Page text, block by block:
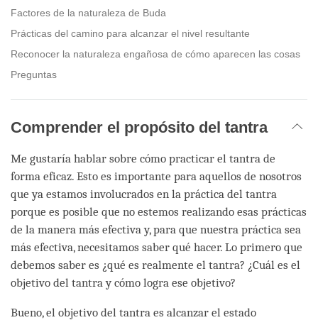
Factores de la naturaleza de Buda
Prácticas del camino para alcanzar el nivel resultante
Reconocer la naturaleza engañosa de cómo aparecen las cosas
Preguntas
Comprender el propósito del tantra
Me gustaría hablar sobre cómo practicar el tantra de
forma eficaz. Esto es importante para aquellos de nosotros
que ya estamos involucrados en la práctica del tantra
porque es posible que no estemos realizando esas prácticas
de la manera más efectiva y, para que nuestra práctica sea
más efectiva, necesitamos saber qué hacer. Lo primero que
debemos saber es ¿qué es realmente el tantra? ¿Cuál es el
objetivo del tantra y cómo logra ese objetivo?
Bueno, el objetivo del tantra es alcanzar el estado